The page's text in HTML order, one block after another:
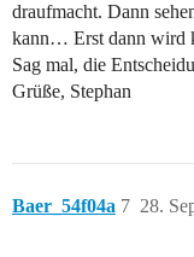
draufmacht. Dann
kann… Erst dann wird
Sag mal, die
Grüße, Stephan
Baer_54f04a 28.
7